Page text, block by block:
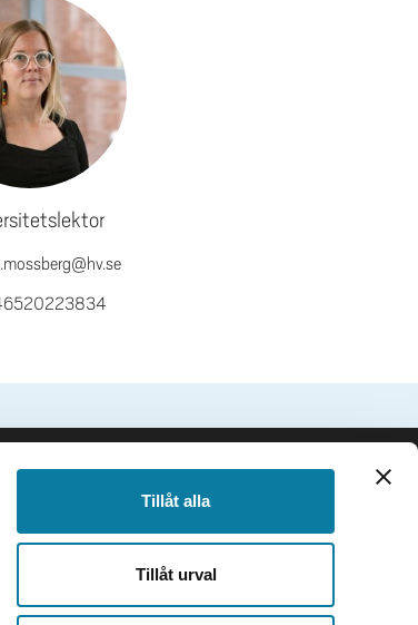
Tillåt alla
Tillåt urval
Facebook
Youtube